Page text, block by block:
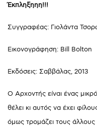
Έκπληξηηη!!!
Συγγραφέας: Γιολάντα
Εικονογράφηση: Bill Bolton
Εκδόσεις: Σαββάλας, 2013
Ο Αρχοντής είναι ένας
θέλει κι αυτός να έχει
όμως τρομάζει τους άλλους